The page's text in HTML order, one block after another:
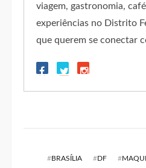
viagem, gastronomia,
experiências no Distrito
que querem se conectar
#BRASÍLIA #DF #